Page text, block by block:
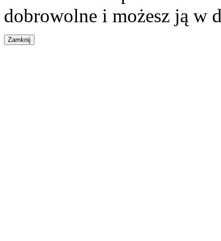
dobrowolne i możesz ją w